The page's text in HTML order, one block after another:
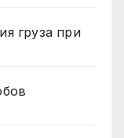
груза при